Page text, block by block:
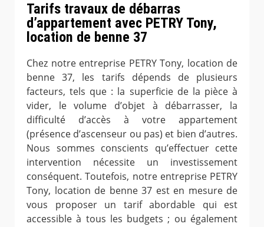
Tarifs travaux de débarras
d’appartement avec PETRY Tony,
location de benne 37
Chez notre entreprise PETRY Tony, location de
benne 37, les tarifs dépends de plusieurs
facteurs, tels que : la superficie de la pièce à
vider, le volume d’objet à débarrasser, la
difficulté d’accès à votre appartement
(présence d’ascenseur ou pas) et bien d’autres.
Nous sommes conscients qu’effectuer cette
intervention nécessite un investissement
conséquent. Toutefois, notre entreprise PETRY
Tony, location de benne 37 est en mesure de
vous proposer un tarif abordable qui est
accessible à tous les budgets ; ou également